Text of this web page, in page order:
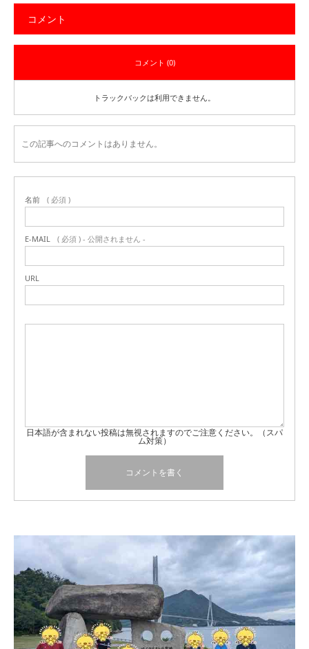
コメント
コメント (0)
トラックバックは利用できません。
この記事へのコメントはありません。
名前 ( 必須 )
E-MAIL ( 必須 ) - 公開されません -
URL
日本語が含まれない投稿は無視されますのでご注意ください。（スパ
ム対策）